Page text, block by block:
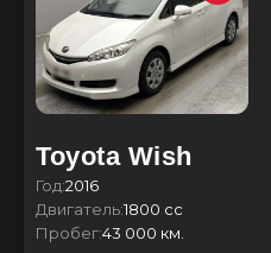
Toyota Wish
Год:2016
Двигатель:1800 сс
Пробег:43 000 км.